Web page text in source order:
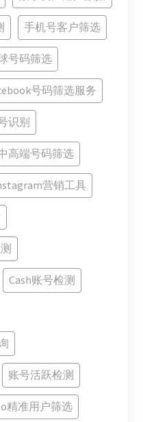
手机号客户筛选
号码筛选
号码筛选服务
识别
高端号码筛选
营销工具
Cash账号检测
账号活跃检测
精准用户筛选